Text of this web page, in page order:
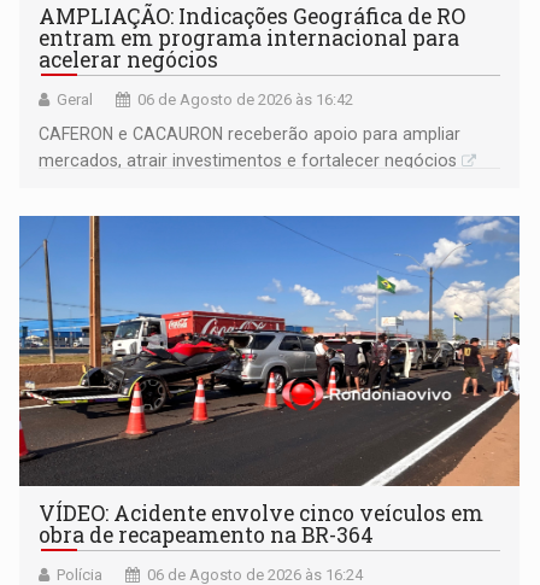
AMPLIAÇÃO: Indicações Geográfica de RO
entram em programa internacional para
acelerar negócios
Geral 06 de Agosto de 2026 às 16:42
CAFERON e CACAURON receberão apoio para ampliar
mercados, atrair investimentos e fortalecer negócios
VÍDEO: Acidente envolve cinco veículos em
obra de recapeamento na BR-364
Polícia 06 de Agosto de 2026 às 16:24